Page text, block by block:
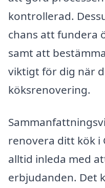
kontrollerad.
chans att fundera
samt att
viktigt för dig när
köksrenovering.
renovera ditt kök i
alltid inleda med
erbjudanden. Det